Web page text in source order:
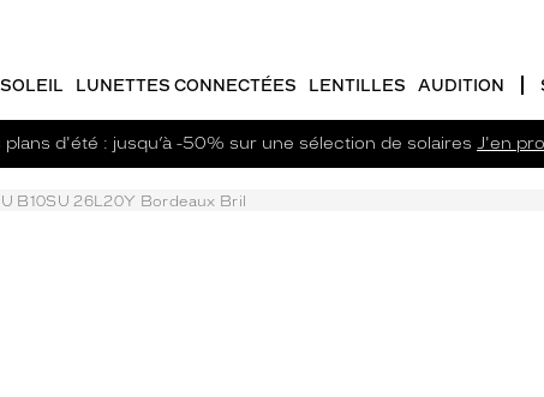
LUNETTES CONNECTÉES LENTILLES AUDITION
plans d'été : jusqu’à -50% sur une sélection de solaires J'en
B10SU 26L20Y Bordeaux Bril